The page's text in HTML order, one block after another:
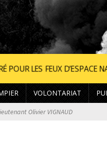
NATUREL. •AUJOURD’HUI,
VOLONTARIAT
Olivier VIGNAUD